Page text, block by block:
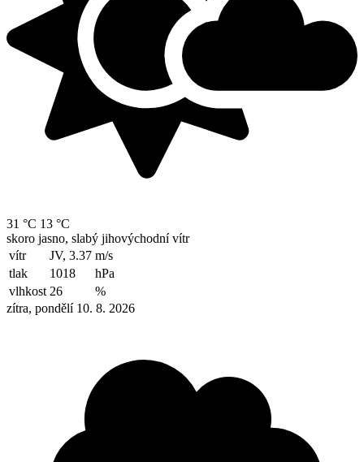
31 °C 13 °C
skoro jasno, slabý jihovýchodní vítr
vítr
JV, 3.37 m/s
tlak
1018
hPa
vlhkost 26
%
zítra, pondělí 10. 8. 2026